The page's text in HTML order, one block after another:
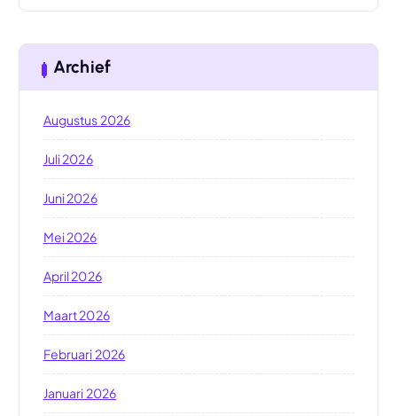
Archief
Augustus 2026
Juli 2026
Juni 2026
Mei 2026
April 2026
Maart 2026
Februari 2026
Januari 2026